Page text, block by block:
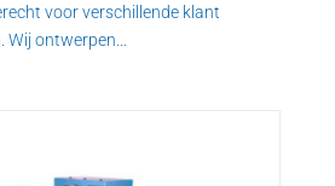
voor verschillende klant
ontwerpen...